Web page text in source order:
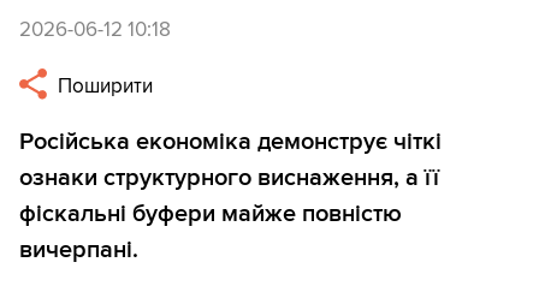
2026-06-12 10:18
Поширити
Російська економіка демонструє чіткі
ознаки структурного виснаження, а її
фіскальні буфери майже повністю
вичерпані.